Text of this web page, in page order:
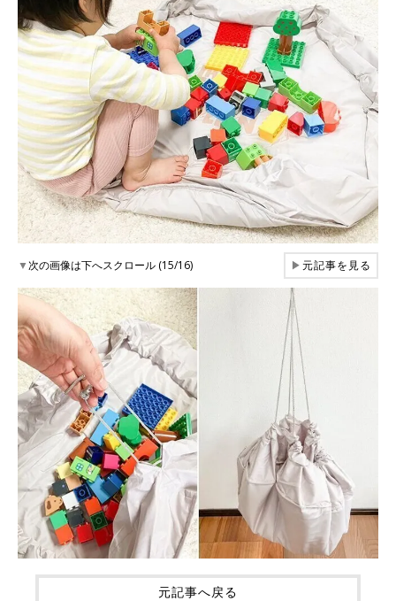
▼次の画像は下へスクロール (15/16) ▶元記事を見る
元記事へ戻る